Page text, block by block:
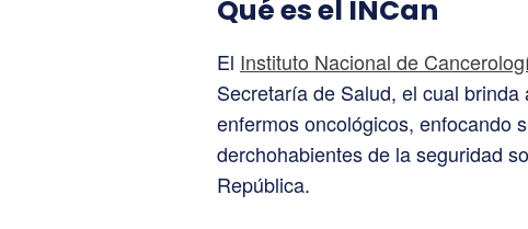
Qué es el INCan
El Instituto Nacional de
Secretaría de Salud, el cual
enfermos oncológicos, enfocando
derchohabientes de la seguridad
República.